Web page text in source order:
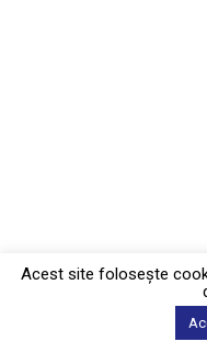
Acest site foloseşte